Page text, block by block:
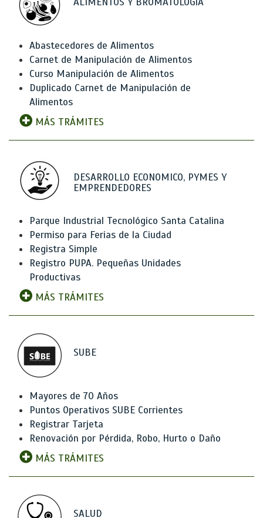
Abastecedores de Alimentos
Carnet de Manipulación de Alimentos
Curso Manipulación de Alimentos
Duplicado Carnet de Manipulación de
Alimentos
MÁS TRÁMITES
DESARROLLO ECONOMICO, PYMES Y
EMPRENDEDORES
Parque Industrial Tecnológico Santa Catalina
Permiso para Ferias de la Ciudad
Registra Simple
Registro PUPA. Pequeñas Unidades
Productivas
MÁS TRÁMITES
SUBE
Mayores de 70 Años
Puntos Operativos SUBE Corrientes
Registrar Tarjeta
Renovación por Pérdida, Robo, Hurto o Daño
MÁS TRÁMITES
SALUD